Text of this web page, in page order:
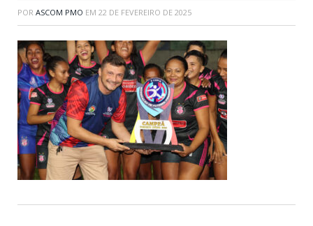
POR ASCOM PMO EM 22 DE FEVEREIRO DE 2025